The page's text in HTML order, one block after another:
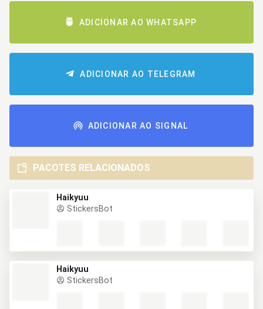
ADICIONAR AO WHATSAPP
ADICIONAR AO TELEGRAM
ADICIONAR AO SIGNAL
PACOTES RELACIONADOS
Haikyuu
StickersBot
Haikyuu
StickersBot